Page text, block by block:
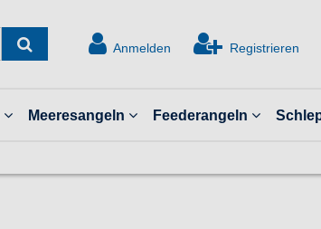
Anmelden Registrieren
Meeresangeln Feederangeln